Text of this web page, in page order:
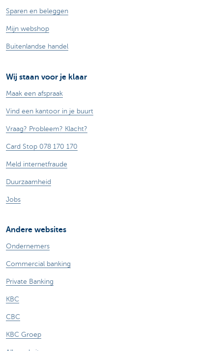
Sparen en beleggen
Mijn webshop
Buitenlandse handel
Wij staan voor je klaar
Maak een afspraak
Vind een kantoor in je buurt
Vraag? Probleem? Klacht?
Card Stop 078 170 170
Meld internetfraude
Duurzaamheid
Jobs
Andere websites
Ondernemers
Commercial banking
Private Banking
KBC
CBC
KBC Groep